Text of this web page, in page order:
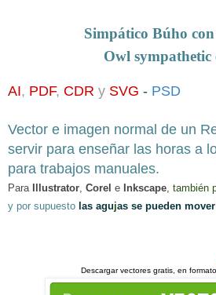
Simpático Búho
Owl sympathetic
AI, PDF, CDR y SVG - PSD
Vector e imagen normal de un
servir para enseñar las horas a
para trabajos manuales.
Para Illustrator, Corel e Inkscape, también
y por supuesto las agujas se pueden
Descargarvectores gratis, en formato